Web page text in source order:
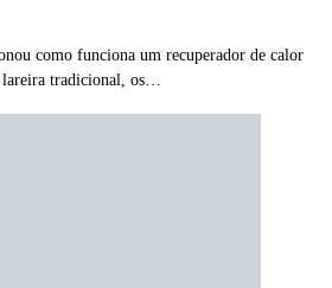
como funciona um recuperador de calor
lareira tradicional, os…